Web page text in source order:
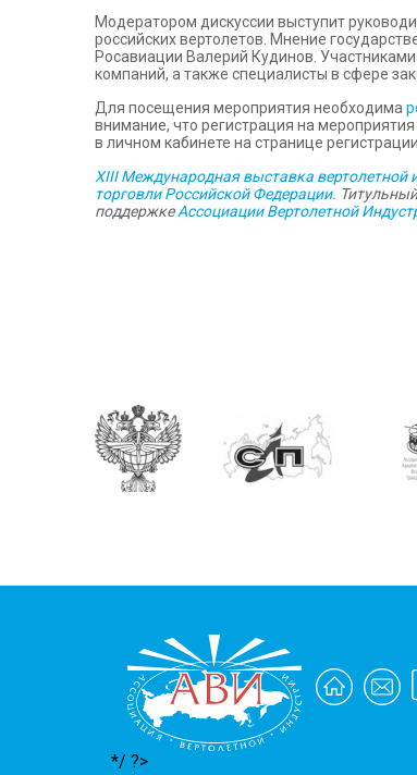
Модератором дискуссии выступит
российских вертолетов. Мнение
Росавиации Валерий Кудинов.
компаний, а также специалисты в сфере
Для посещения мероприятия необходима
внимание, что регистрация на
в личном кабинете на странице регистрации.
XIII Международная выставка вертолетной
торговли Российской Федерации.
поддержкеАссоциации Вертолетной
*/ ?>